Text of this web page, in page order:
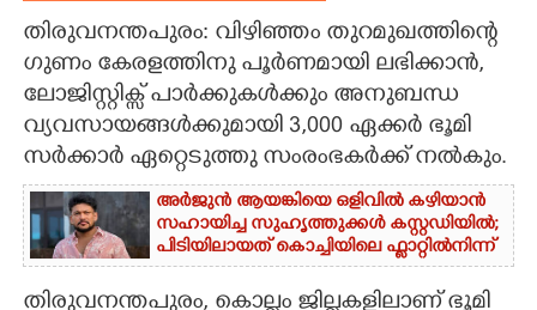
CARTOONS
LITERATURE
CONTACT US
തിരുവനന്തപുരം: വിഴിഞ്ഞം തുറമുഖത്തിന്റെ
ഗുണം കേരളത്തിനു പൂർണമായി ലഭിക്കാൻ,
ലോജിസ്റ്റിക്സ് പാർക്കുകൾക്കും അനുബന്ധ
വ്യവസായങ്ങൾക്കുമായി 3,000 ഏക്കർ ഭൂമി
സർക്കാർ ഏറ്റെടുത്തു സംരംഭകർക്ക് നൽകും.
അർജുൻ ആയങ്കിയെ ഒളിവിൽ കഴിയാൻ
സഹായിച്ച സുഹൃത്തുക്കൾ കസ്റ്റഡിയിൽ;
പിടിയിലായത് കൊച്ചിയിലെ ഫ്ലാറ്റിൽനിന്ന്
തിരുവനന്തപുരം, കൊല്ലം ജില്ലകളിലാണ് ഭൂമി